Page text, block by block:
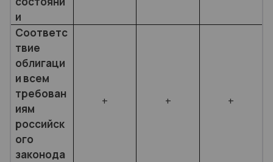
и
Соответс
твие
облигаци
и всем
требован
иям
российск
ого
законода
+ + +